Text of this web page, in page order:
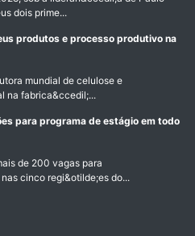
dois prime...
produtos e processo produtivo na
mundial de celulose e
na fabrica&ccedil;...
para programa de estágio em todo
de 200 vagas para
cinco regi&otilde;es do...